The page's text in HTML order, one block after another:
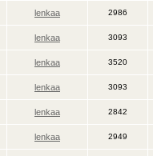
lenkaa 2986
lenkaa 3093
lenkaa 3520
lenkaa 3093
lenkaa 2842
lenkaa 2949